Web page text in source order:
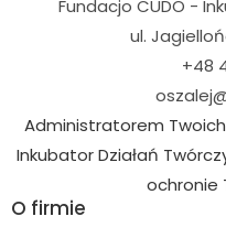
Fundacjo CUDO -
ul.
+48
Administratorem
Inkubator Działań
ochronie
O firmie